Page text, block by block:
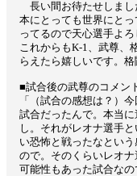
長い間お待たせしまし
本にとっても世界にと
ってるので天心選手よ
これからもK-1、武尊、
らえたら嬉しいです。格
■試合後の武尊のコメン
「（試合の感想は？）
試合だったんで。本当
し。それがレオナ選手
い恐怖と戦ったなとい
ので。そのくらいレオ
可能性もあった試合な